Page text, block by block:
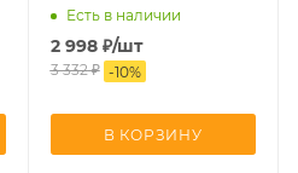
подсв.10А Fede
FD04312OR | FD16039-2 |
FD16507 | FD16-BAST
Есть в наличии
2 998₽/шт
3 332₽ -10%
В КОРЗИНУ